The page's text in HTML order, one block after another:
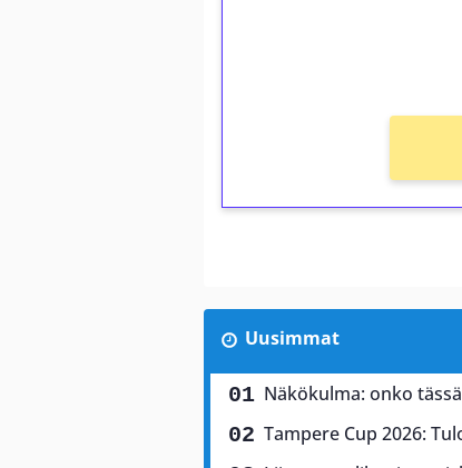
Uusimmat
Näkökulma: onko
Tampere Cup 2026: